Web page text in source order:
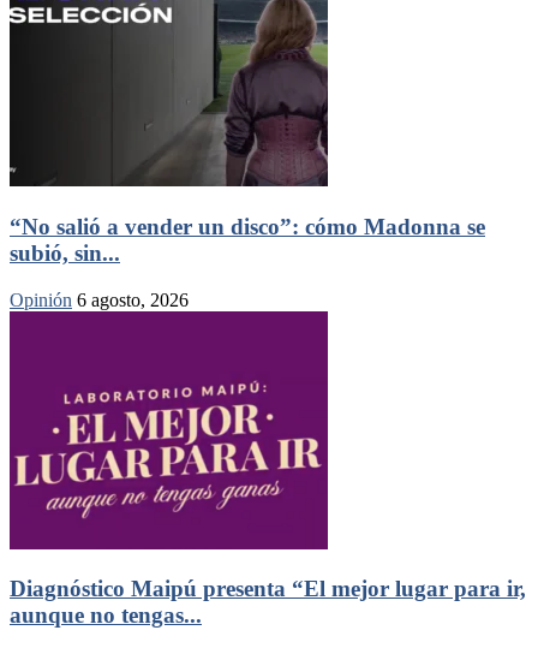
“No salió a vender un disco”: cómo Madonna se
subió, sin...
Opinión 6 agosto, 2026
Diagnóstico Maipú presenta “El mejor lugar para ir,
aunque no tengas...